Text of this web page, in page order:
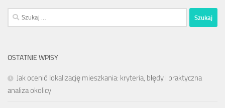
Szukaj:
OSTATNIE WPISY
Jak ocenić lokalizację mieszkania: kryteria, błędy i praktyczna
analiza okolicy